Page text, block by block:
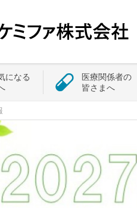
になる
医療関係者の
皆さまへ